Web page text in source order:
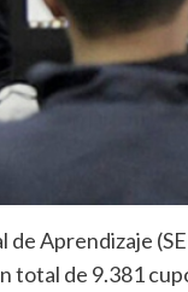
de Aprendizaje
total de 9.381